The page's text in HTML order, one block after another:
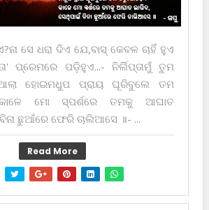
ସେ ଧରା ଦିଏ ଯେ,ବାସ୍ କେବଳ ଚାହିଁ ହୁଏ
ପ୍ରେମରେ ପଡ଼ିହୁଏ...- ନିର୍ଲିପ୍ତାମୁଁ ତୁମ
ହୋଇମଧୁପ ପ୍ରାୟ ଘୂରିବୁଲେ ତମ
।କାଳେ ମୋ ସ୍ପର୍ଶରେ ତମକୁ ଆଘାତ
ଛୁଆଁରେ ଫେରି ଚାଲିଆସେ ॥- ...
Read More